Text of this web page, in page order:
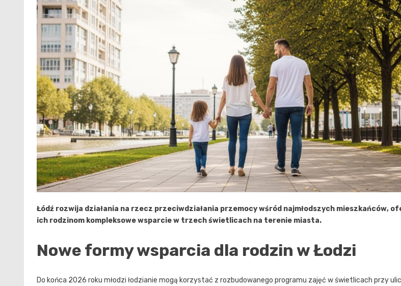
Łódź rozwija działania na rzecz przeciwdziałania przemocy wśród najmłodszych mieszkańców,
ich rodzinom kompleksowe wsparcie w trzech świetlicach na terenie miasta.
Nowe formy wsparcia dla rodzin w Łodzi
Do końca 2026 roku młodzi łodzianie mogą korzystać z rozbudowanego programu zajęć w świetlicach przy